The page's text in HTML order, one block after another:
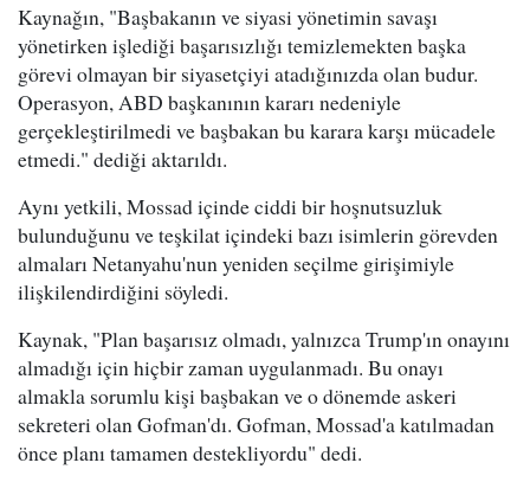
Kaynağın, "Başbakanın ve siyasi yönetimin savaşı
yönetirken işlediği başarısızlığı temizlemekten başka
görevi olmayan bir siyasetçiyi atadığınızda olan budur.
Operasyon, ABD başkanının kararı nedeniyle
gerçekleştirilmedi ve başbakan bu karara karşı mücadele
etmedi." dediği aktarıldı.
Aynı yetkili, Mossad içinde ciddi bir hoşnutsuzluk
bulunduğunu ve teşkilat içindeki bazı isimlerin görevden
almaları Netanyahu'nun yeniden seçilme girişimiyle
ilişkilendirdiğini söyledi.
Kaynak, "Plan başarısız olmadı, yalnızca Trump'ın onayını
almadığı için hiçbir zaman uygulanmadı. Bu onayı
almakla sorumlu kişi başbakan ve o dönemde askeri
sekreteri olan Gofman'dı. Gofman, Mossad'a katılmadan
önce planı tamamen destekliyordu" dedi.